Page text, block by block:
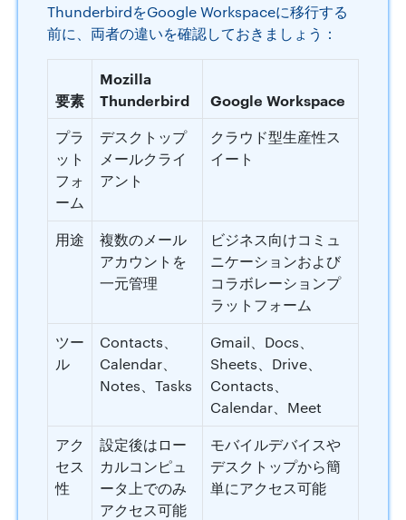
ThunderbirdをGoogle Workspaceに移行する
前に、両者の違いを確認しておきましょう：
要素
Mozilla
Thunderbird
Google Workspace
プラ
ット
フォ
ーム
デスクトップ
メールクライ
アント
クラウド型生産性ス
イート
用途
複数のメール
アカウントを
一元管理
ビジネス向けコミュ
ニケーションおよび
コラボレーションプ
ラットフォーム
ツー
ル
Contacts、
Calendar、
Notes、Tasks
Gmail、Docs、
Sheets、Drive、
Contacts、
Calendar、Meet
アク
セス
性
設定後はロー
カルコンピュ
ータ上でのみ
アクセス可能
モバイルデバイスや
デスクトップから簡
単にアクセス可能